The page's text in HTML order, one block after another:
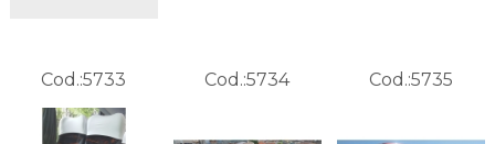
Cod.:5733 Cod.:5734 Cod.:5735